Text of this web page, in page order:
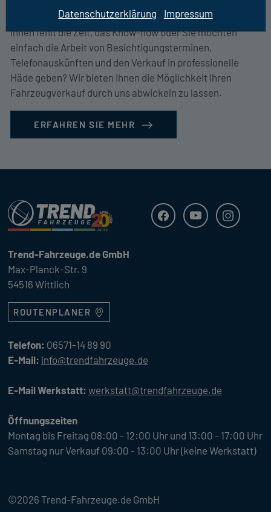
Ihnen fehlt die Zeit, das Know-how oder Sie möchten
einfach die Arbeit von Besichtigungsterminen,
Telefonauskünften und den Verkauf in professionelle
Häde geben? Wir bieten Ihnen die Möglichkeit Ihren
Fahrzeugverkauf durch uns abwickeln zu lassen.
ERFAHREN SIE MEHR
Trend Fahrzeuge
FacebookYoutube
Trend-Fahrzeuge.de GmbH
Max-Planck-Str. 9
54516 Wittlich
ROUTENPLANER
Telefon: 06571-14 89 90
E-Mail: info@trendfahrzeuge.de
E-Mail Werkstatt: werkstatt@trendfahrzeuge.de
Öffnungszeiten
Montag bis Freitag 08:00 - 12:00 Uhr und 13:00 - 17:00 Uhr
Samstag nur Verkauf 09:00 - 13:00 Uhr (keine Werkstatt)
©2026 Trend-Fahrzeuge.de GmbH
Datenschutzerklärung Impressum